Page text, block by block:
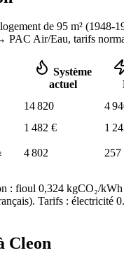
de 95 m² (1948-
PAC Air/Eau, tarifs
Système
actuel
14 820 4
1 482 € 1
4 802 257
: fioul 0,324 kgCO₂/
Tarifs : électricité
Cleon